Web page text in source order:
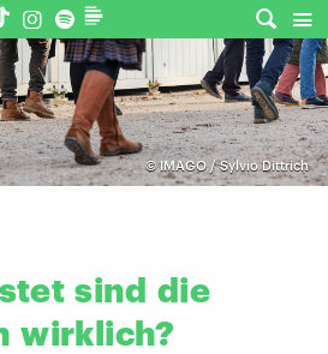
©IMAGO / Sylvio Dittrich
sind die
wirklich?